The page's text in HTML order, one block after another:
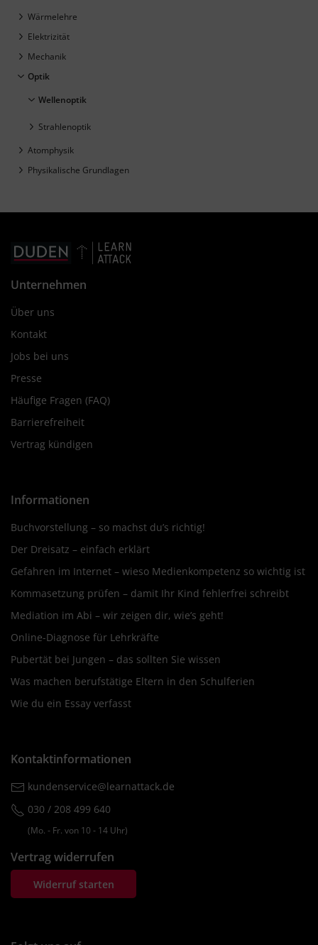
Wärmelehre
Elektrizität
Mechanik
Optik
Wellenoptik
Strahlenoptik
Atomphysik
Physikalische Grundlagen
Unternehmen
Über uns
Kontakt
Jobs bei uns
Presse
Häufige Fragen (FAQ)
Barrierefreiheit
Vertrag kündigen
Informationen
Buchvorstellung – so machst du’s richtig!
Der Dreisatz – einfach erklärt
Gefahren im Internet – wieso Medienkompetenz so wichtig ist
Kommasetzung prüfen – damit Ihr Kind fehlerfrei schreibt
Mediation im Abi – wir zeigen dir, wie’s geht!
Online-Diagnose für Lehrkräfte
Pubertät bei Jungen – das sollten Sie wissen
Was machen berufstätige Eltern in den Schulferien
Wie du ein Essay verfasst
Kontaktinformationen
kundenservice@learnattack.de
030 / 208 499 640
(Mo. ‐ Fr. von 10 ‐ 14 Uhr)
Vertrag widerrufen
Widerruf starten